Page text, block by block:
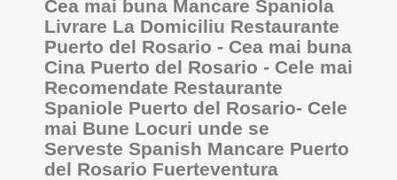
Cea mai buna Mancare Spaniola
Livrare La Domiciliu Restaurante
Puerto del Rosario - Cea mai buna
Cina Puerto del Rosario - Cele mai
Recomendate Restaurante
Spaniole Puerto del Rosario- Cele
mai Bune Locuri unde se
Serveste Spanish Mancare Puerto
del Rosario Fuerteventura